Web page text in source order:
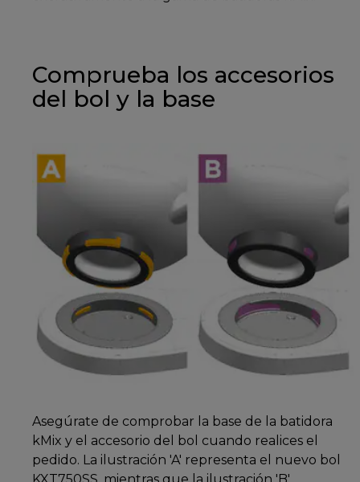
Comprueba los accesorios
del bol y la base
Asegúrate de comprobar la base de la batidora
kMix y el accesorio del bol cuando realices el
pedido. La ilustración 'A' representa el nuevo bol